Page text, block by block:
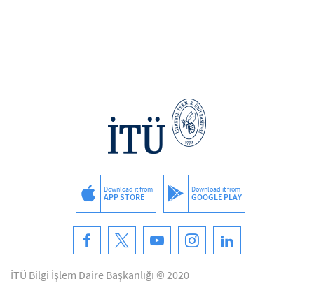
Download it from
APP STORE
Download it from
GOOGLE PLAY
İTÜ Bilgi İşlem Daire Başkanlığı © 2020